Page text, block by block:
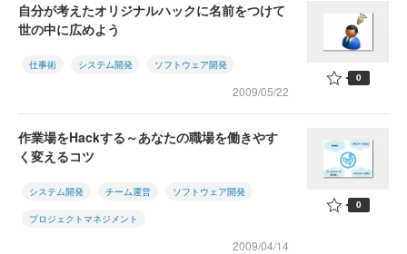
自分が考えたオリジナルハックに名前をつけて
世の中に広めよう
仕事術 システム開発 ソフトウェア開発
2009/05/22
0
作業場をHackする～あなたの職場を働きやす
く変えるコツ
システム開発 チーム運営 ソフトウェア開発
プロジェクトマネジメント
2009/04/14
0